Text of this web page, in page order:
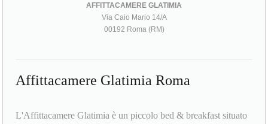
AFFITTACAMERE GLATIMIA
Via Caio Mario 14/A
00192 Roma (RM)
Affittacamere Glatimia Roma
L'Affittacamere Glatimia è un piccolo bed & breakfast situato